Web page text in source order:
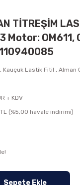
TİTREŞİM
Motor: OM611,
, Kauçuk Lastik Fitil ,Alman
+ KDV
(%5,00 havale indirimi)
Sepete Ekle